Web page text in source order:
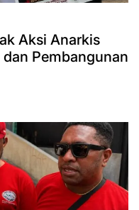
Aksi Anarkis
Pembangunan